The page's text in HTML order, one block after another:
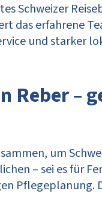
Schweizer
das erfahrene
und starker
Reber –
um
– sei es für
Pflegeplanung.